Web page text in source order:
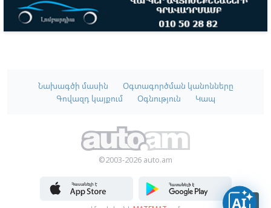
Նախագծի մասին
Օգտագործման կանոնները
Գովազդ կայքում
Օգնություն Կապ
©2003-2026 auto.am